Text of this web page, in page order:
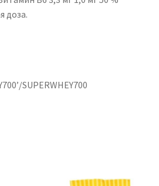
доза.
SUPERWHEY700